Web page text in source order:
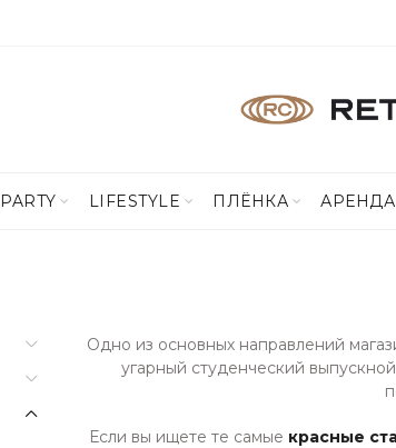
PARTY LIFESTYLE ПЛЁНКА АРЕНДА
Одно из основных направлений
угарный студенческий
Если вы ищете те самые красные